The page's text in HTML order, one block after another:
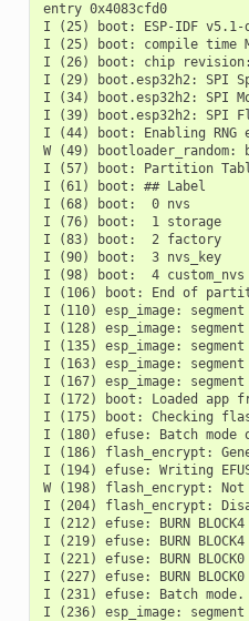
entry 0x4083cfd0
I (25) boot: ESP-IDF v5.1-
I (25) boot: compile time
I (26) boot: chip
I (29) boot.esp32h2: SPI
I (34) boot.esp32h2: SPI
I (39) boot.esp32h2: SPI
I (44) boot: Enabling
W (49) bootloader_random:
I (57) boot: Partition
I (61) boot: ## Label
I (68) boot:  0 nvs
I (76) boot:  1 storage
I (83) boot:  2 factory
I (90) boot:  3 nvs_key
I (98) boot:  4
I (106) boot: End of
I (110) esp_image: segment
I (128) esp_image: segment
I (135) esp_image: segment
I (163) esp_image: segment
I (167) esp_image:
I (172) boot: Loaded app
I (175) boot: Checking
I (180) efuse: Batch
I (186) flash_encrypt:
I (194) efuse: Writing
W (198) flash_encrypt:
I (204) flash_encrypt:
I (212) efuse: BURN BLOCK4
I (219) efuse: BURN
I (221) efuse: BURN BLOCK0
I (227) efuse: BURN
I (231) efuse: Batch mode.
I (236) esp_image: